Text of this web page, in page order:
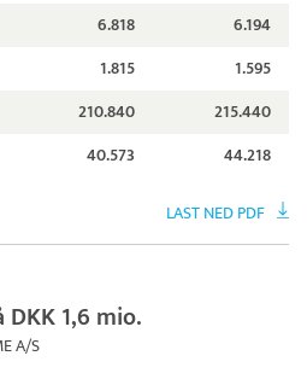
6.818
6.194
1.815
1.595
210.840
215.440
40.573 44.218
LAST NED PDF
1,6 mio.
A/S